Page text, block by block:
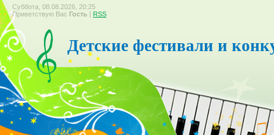
Суббота, 08.08.2026, 20:25
Приветствую Вас Гость | RSS
Детские фестивали и